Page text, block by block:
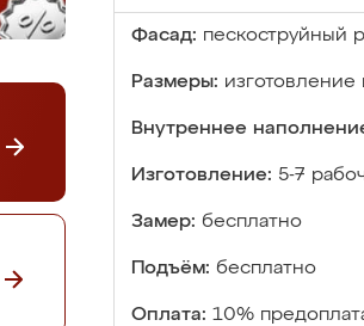
Фасад: пескоструйный
Размеры:
Внутреннее
Изготовление: 5-7
Замер: бесплатно
Подъём: бесплатно
Оплата: 10%